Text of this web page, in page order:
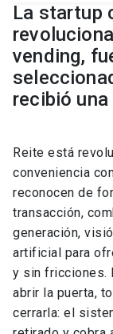
La startup
vending,
recibió
Reite está
conveniencia
reconocen de
transacción,
generación,
artificial para
y sin fricciones.
abrir la puerta,
cerrarla: el